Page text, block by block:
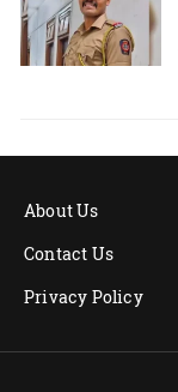
About Us
Contact Us
Privacy Policy